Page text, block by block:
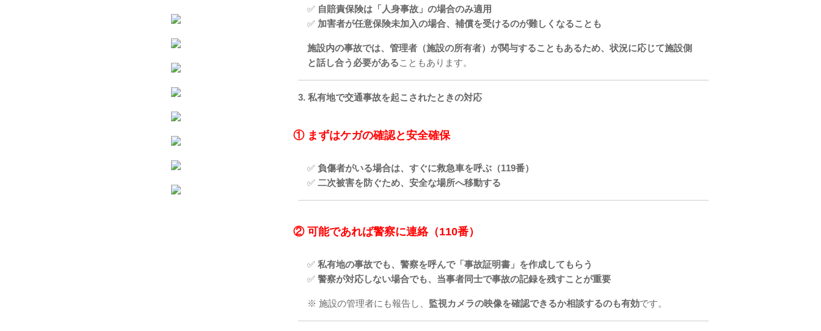
✅ 自賠責保険は「人身事故」の場合のみ適用
✅ 加害者が任意保険未加入の場合、補償を受けるのが難しくなることも
施設内の事故では、管理者（施設の所有者）が関与することもあるため、状況に応じて施設側
と話し合う必要があることもあります。
3. 私有地で交通事故を起こされたときの対応
① まずはケガの確認と安全確保
✅ 負傷者がいる場合は、すぐに救急車を呼ぶ（119番）
✅ 二次被害を防ぐため、安全な場所へ移動する
② 可能であれば警察に連絡（110番）
✅ 私有地の事故でも、警察を呼んで「事故証明書」を作成してもらう
✅ 警察が対応しない場合でも、当事者同士で事故の記録を残すことが重要
※ 施設の管理者にも報告し、 監視カメラの映像を確認できるか相談するのも有効です。